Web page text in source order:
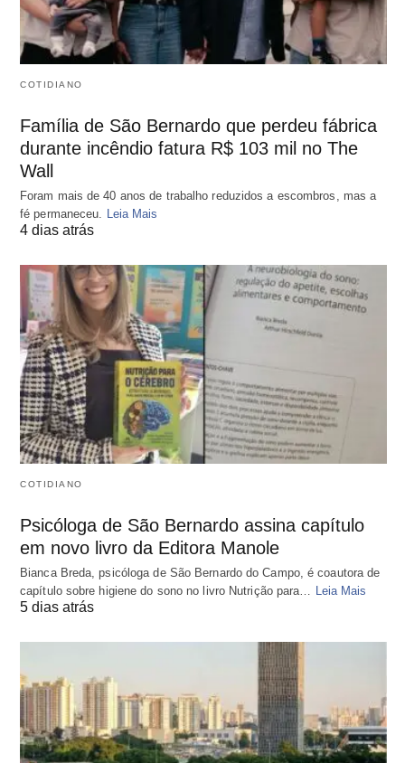
COTIDIANO
Família de São Bernardo que perdeu fábrica
durante incêndio fatura R$ 103 mil no The
Wall
Foram mais de 40 anos de trabalho reduzidos a escombros, mas a
fé permaneceu. Leia Mais
4 dias atrás
COTIDIANO
Psicóloga de São Bernardo assina capítulo
em novo livro da Editora Manole
Bianca Breda, psicóloga de São Bernardo do Campo, é coautora de
capítulo sobre higiene do sono no livro Nutrição para… Leia Mais
5 dias atrás